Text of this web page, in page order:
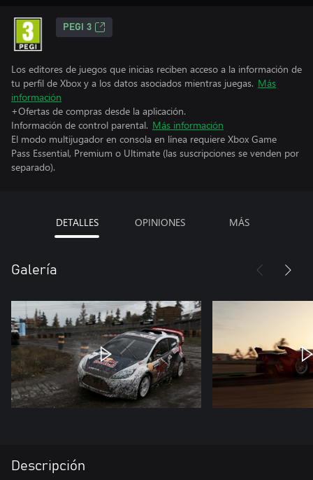
PEGI 3
Los editores de juegos que inicias reciben acceso a la información de
tu perfil de Xbox y a los datos asociados mientras juegas. Más
información
+Ofertas de compras desde la aplicación.
Información de control parental. Más información
El modo multijugador en consola en línea requiere Xbox Game
Pass Essential, Premium o Ultimate (las suscripciones se venden por
separado).
DETALLES OPINIONES MÁS
Galería
Descripción